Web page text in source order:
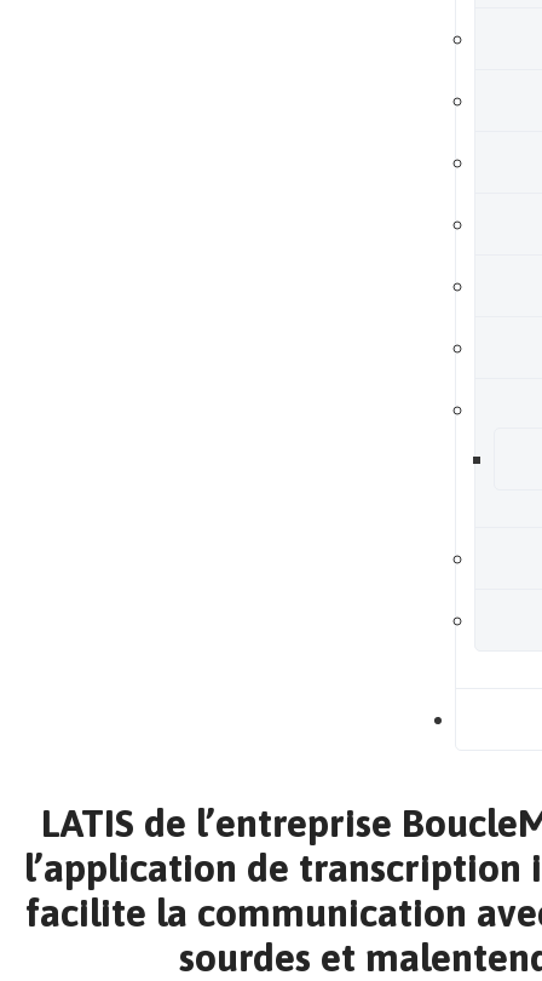
LATIS de l’entreprise
l’application de transcription
facilite la communication
sourdes et